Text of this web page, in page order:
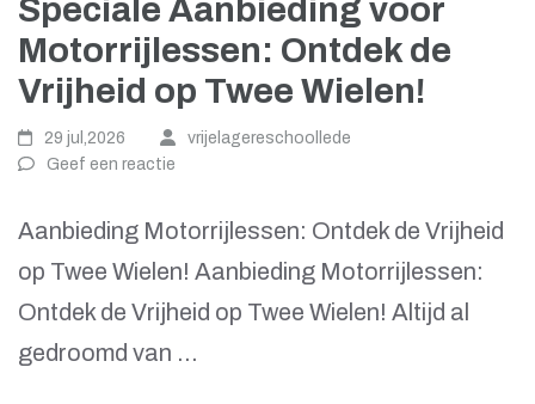
Speciale Aanbieding voor
Motorrijlessen: Ontdek de
Vrijheid op Twee Wielen!
29 jul,2026
vrijelagereschoollede
Geef een reactie
Aanbieding Motorrijlessen: Ontdek de Vrijheid
op Twee Wielen! Aanbieding Motorrijlessen:
Ontdek de Vrijheid op Twee Wielen! Altijd al
gedroomd van …